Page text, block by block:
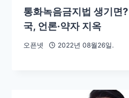
통화녹음금지법 생기면
국, 언론·약자 지옥
오픈넷 2022년 08월26일.